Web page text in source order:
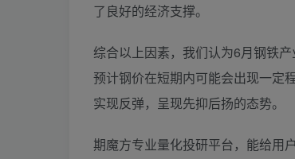
了良好的经济支撑。
综合以上因素，我们认为6月钢铁
预计钢价在短期内可能会出现一定
实现反弹，呈现先抑后扬的态势。
期魔方专业量化投研平台，能给用